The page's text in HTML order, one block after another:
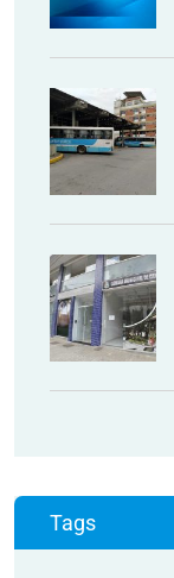
Tags